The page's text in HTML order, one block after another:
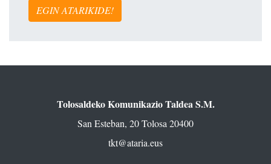
EGIN ATARIKIDE!
Tolosaldeko Komunikazio Taldea S.M.
San Esteban, 20 Tolosa 20400
tkt@ataria.eus